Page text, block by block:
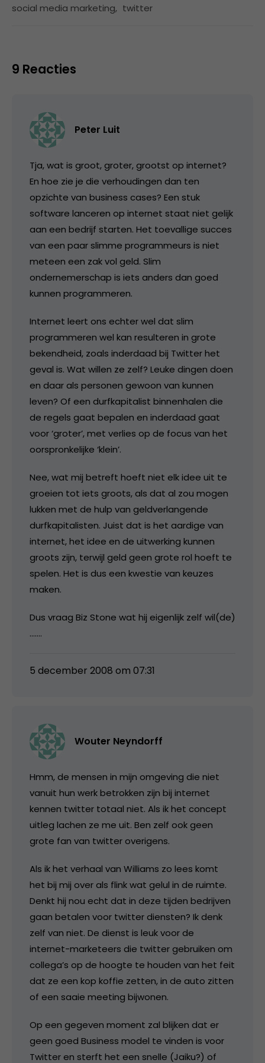
social media marketing, twitter
9 Reacties
Peter Luit
Tja, wat is groot, groter, grootst op internet?
En hoe zie je die verhoudingen dan ten
opzichte van business cases? Een stuk
software lanceren op internet staat niet gelijk
aan een bedrijf starten. Het toevallige succes
van een paar slimme programmeurs is niet
meteen een zak vol geld. Slim
ondernemerschap is iets anders dan goed
kunnen programmeren.
Internet leert ons echter wel dat slim
programmeren wel kan resulteren in grote
bekendheid, zoals inderdaad bij Twitter het
geval is. Wat willen ze zelf? Leuke dingen doen
en daar als personen gewoon van kunnen
leven? Of een durfkapitalist binnenhalen die
de regels gaat bepalen en inderdaad gaat
voor ‘groter’, met verlies op de focus van het
oorspronkelijke ‘klein’.
Nee, wat mij betreft hoeft niet elk idee uit te
groeien tot iets groots, als dat al zou mogen
lukken met de hulp van geldverlangende
durfkapitalisten. Juist dat is het aardige van
internet, het idee en de uitwerking kunnen
groots zijn, terwijl geld geen grote rol hoeft te
spelen. Het is dus een kwestie van keuzes
maken.
Dus vraag Biz Stone wat hij eigenlijk zelf wil(de)
…….
5 december 2008 om 07:31
Wouter Neyndorff
Hmm, de mensen in mijn omgeving die niet
vanuit hun werk betrokken zijn bij internet
kennen twitter totaal niet. Als ik het concept
uitleg lachen ze me uit. Ben zelf ook geen
grote fan van twitter overigens.
Als ik het verhaal van Williams zo lees komt
het bij mij over als flink wat gelul in de ruimte.
Denkt hij nou echt dat in deze tijden bedrijven
gaan betalen voor twitter diensten? Ik denk
zelf van niet. De dienst is leuk voor de
internet-marketeers die twitter gebruiken om
collega’s op de hoogte te houden van het feit
dat ze een kop koffie zetten, in de auto zitten
of een saaie meeting bijwonen.
Op een gegeven moment zal blijken dat er
geen goed Business model te vinden is voor
Twitter en sterft het een snelle (Jaiku?) of